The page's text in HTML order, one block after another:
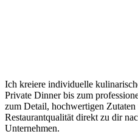
Ich kreiere individuelle
Private Dinner bis zum
zum Detail, hochwertigen
Restaurantqualität direkt zu dir
Unternehmen.